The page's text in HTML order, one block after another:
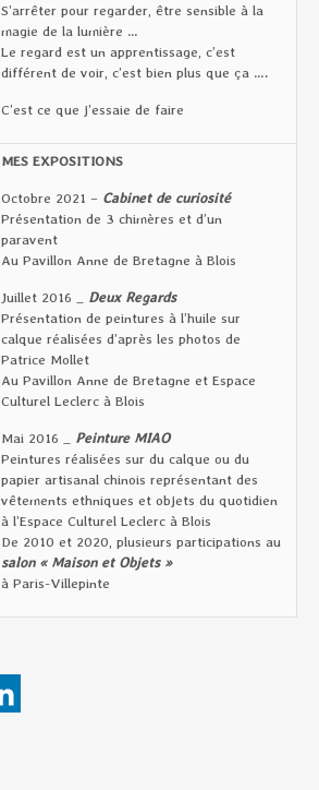
S’arrêter pour regarder, être sensible à la
magie de la lumière …
Le regard est un apprentissage, c’est
différent de voir, c’est bien plus que ça ….
C’est ce que j’essaie de faire
MES EXPOSITIONS
Octobre 2021 – Cabinet de curiosité
Présentation de 3 chimères et d’un
paravent
Au Pavillon Anne de Bretagne à Blois
Juillet 2016 _ Deux Regards
Présentation de peintures à l’huile sur
calque réalisées d’après les photos de
Patrice Mollet
Au Pavillon Anne de Bretagne et Espace
Culturel Leclerc à Blois
Mai 2016 _ Peinture MIAO
Peintures réalisées sur du calque ou du
papier artisanal chinois représentant des
vêtements ethniques et objets du quotidien
à l’Espace Culturel Leclerc à Blois
De 2010 et 2020, plusieurs participations au
salon « Maison et Objets »
à Paris-Villepinte